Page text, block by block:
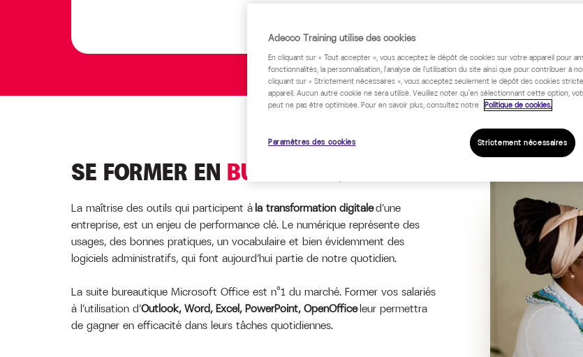
SE FORMER EN BUREAUTIQUE
La maîtrise des outils qui participent àla transformation digitaled’une
entreprise, est un enjeu de performance clé. Le numérique représente des
usages, des bonnes pratiques, un vocabulaire et bien évidemment des
logiciels administratifs, qui font aujourd’hui partie de notre quotidien.
La suite bureautique Microsoft Office est n°1 du marché. Former vos salariés
à l’utilisation d’Outlook, Word, Excel, PowerPoint, OpenOfficeleur permettra
de gagner en efficacité dans leurs tâches quotidiennes.
Adecco Training utilise des cookies
En cliquant sur « Tout accepter », vous acceptez le dépôt de cookies sur votre appareil pour
fonctionnalités, la personnalisation, l'analyse de l'utilisation du site ainsi que pour contribuer à
cliquant sur « Strictement nécessaires », vous acceptez seulement le dépôt des cookies
appareil. Aucun autre cookie ne sera utilisé. Veuillez noter qu'en sélectionnant cette option,
peut ne pas être optimisée. Pour en savoir plus, consultez notre Politique de cookies.
Paramètres des cookies Strictement nécessaires